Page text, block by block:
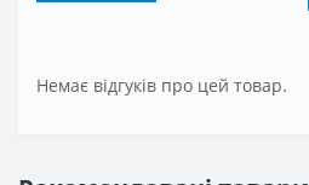
Немає відгуків про цей товар.